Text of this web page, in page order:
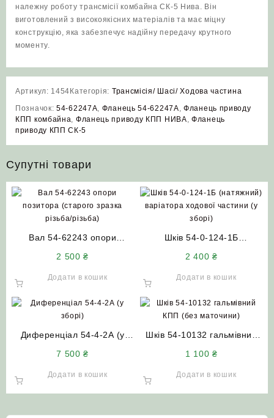
належну роботу трансмісії комбайна СК-5 Нива. Він
виготовлений з високоякісних матеріалів та має міцну
конструкцію, яка забезпечує надійну передачу крутного
моменту.
Артикул: 1454Категорія: Трансмісія/ Шасі/ Ходова частина
Позначок: 54-62247А Фланець 54-62247А ,Фланець приводу
КПП комбайна
Фланець приводу КПП НИВА ,Фланець
приводу КПП СК-5
Супутні товари
Вал 54-62243 опори
2 500₴
Додати в кошик
Шків 54-0-124-1Б
НИВА СК-5М
2 400₴
Додати в кошик
Диференціал 54-4-2А (у
7 500₴
Додати в кошик
Шків 54-10132 гальмівний
1 100₴
Додати в кошик